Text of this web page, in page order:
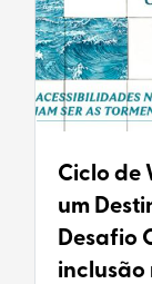
Ciclo de
um
Desafio
inclusão